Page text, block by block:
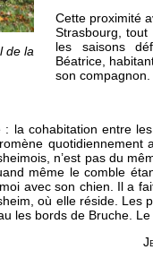
de la
Cette proximité
Strasbourg,
les saisons
Béatrice,
son compagnon.
la cohabitation entre
quotidiennement
n’est pas du
même le comble
avec son chien. Il a
où elle réside. Les
les bords de Bruche. Le